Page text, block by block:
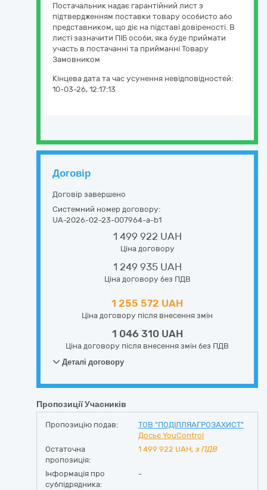
Постачальник надає гарантійний лист з
підтвердженням поставки товару особисто або
представником, що діє на підставі довіреності. В
листі зазначити ПІБ особи, яка буде приймати
участь в постачанні та прийманні Товару
Замовником
Кінцева дата та час усунення невідповідностей:
10-03-26, 12:17:13
Договір
Договір завершено
Системний номер договору:
UA-2026-02-23-007964-a-b1
1 499 922 UAH
Ціна договору
1 249 935 UAH
Ціна договору без ПДВ
1 255 572 UAH
Ціна договору після внесення змін
1 046 310 UAH
Ціна договору після внесення змін без ПДВ
Деталі договору
Пропозиції Учасників
Пропозицію подав:
ТОВ "ПОДІЛЛЯАГРОЗАХИСТ"
Досьє YouControl
Остаточна
пропозиція:
1 499 922 UAH, з ПДВ
Інформація про
субпідрядника:
-